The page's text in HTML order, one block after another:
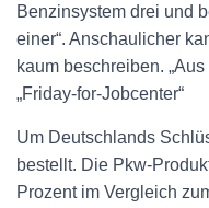
Benzinsystem drei und
einer“. Anschaulicher
kaum beschreiben.
„Friday-for-Jobcenter“
Um Deutschlands
bestellt. Die Pkw-
Prozent im Vergleich